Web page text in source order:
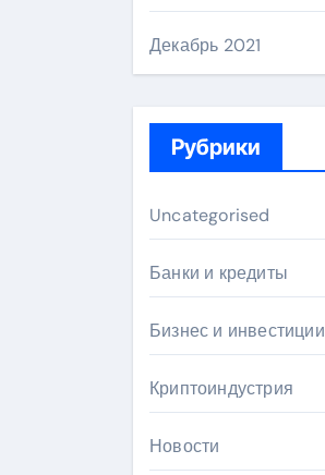
Декабрь 2021
Рубрики
Uncategorised
Банки и кредиты
Бизнес и инвестиции
Криптоиндустрия
Новости